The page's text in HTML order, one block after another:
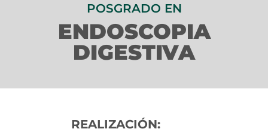
POSGRADO EN
ENDOSCOPIA
DIGESTIVA
REALIZACIÓN: